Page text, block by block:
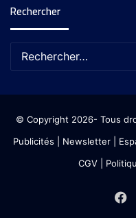
Rechercher
© Copyright 2026- Tous
Publicités
Newsletter|
CGV|